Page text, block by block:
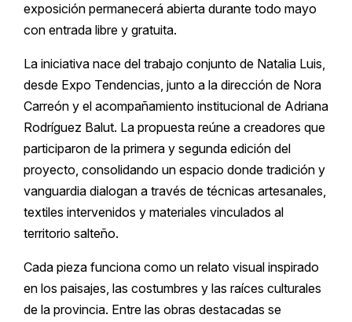
exposición permanecerá abierta durante todo mayo
con entrada libre y gratuita.
La iniciativa nace del trabajo conjunto de Natalia Luis,
desde Expo Tendencias, junto a la dirección de Nora
Carreón y el acompañamiento institucional de Adriana
Rodríguez Balut. La propuesta reúne a creadores que
participaron de la primera y segunda edición del
proyecto, consolidando un espacio donde tradición y
vanguardia dialogan a través de técnicas artesanales,
textiles intervenidos y materiales vinculados al
territorio salteño.
Cada pieza funciona como un relato visual inspirado
en los paisajes, las costumbres y las raíces culturales
de la provincia. Entre las obras destacadas se